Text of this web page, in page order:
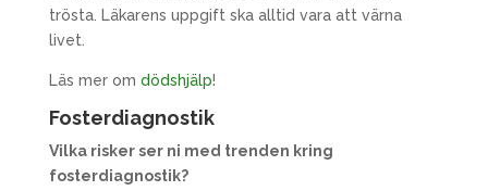
trösta. Läkarens uppgift ska alltid vara att värna
livet.
Läs mer om dödshjälp!
Fosterdiagnostik
Vilka risker ser ni med trenden kring
fosterdiagnostik?